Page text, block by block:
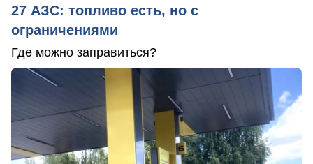
27 АЗС: топливо есть, но с
ограничениями
Где можно заправиться?